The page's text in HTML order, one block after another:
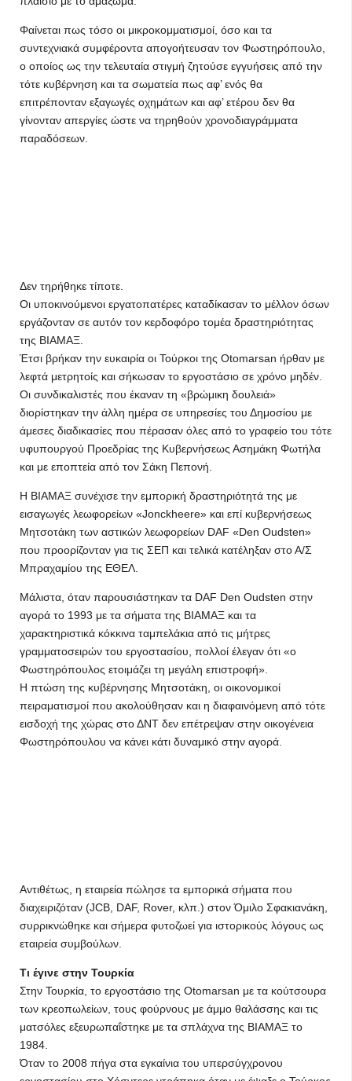
Φαίνεται πως τόσο οι μικροκομματισμοί, όσο και τα
συντεχνιακά συμφέροντα απογοήτευσαν τον Φωστηρόπουλο,
ο οποίος ως την τελευταία στιγμή ζητούσε εγγυήσεις από την
τότε κυβέρνηση και τα σωματεία πως αφ’ ενός θα
επιτρέπονταν εξαγωγές οχημάτων και αφ’ ετέρου δεν θα
γίνονταν απεργίες ώστε να τηρηθούν χρονοδιαγράμματα
παραδόσεων.
Δεν τηρήθηκε τίποτε.
Οι υποκινούμενοι εργατοπατέρες καταδίκασαν το μέλλον όσων
εργάζονταν σε αυτόν τον κερδοφόρο τομέα δραστηριότητας
της ΒΙΑΜΑΞ.
Έτσι βρήκαν την ευκαιρία οι Τούρκοι της Otomarsan ήρθαν με
λεφτά μετρητοίς και σήκωσαν το εργοστάσιο σε χρόνο μηδέν.
Οι συνδικαλιστές που έκαναν τη «βρώμικη δουλειά»
διορίστηκαν την άλλη ημέρα σε υπηρεσίες του Δημοσίου με
άμεσες διαδικασίες που πέρασαν όλες από το γραφείο του τότε
υφυπουργού Προεδρίας της Κυβερνήσεως Ασημάκη Φωτήλα
και με εποπτεία από τον Σάκη Πεπονή.
Η ΒΙΑΜΑΞ συνέχισε την εμπορική δραστηριότητά της με
εισαγωγές λεωφορείων «Jonckheere» και επί κυβερνήσεως
Μητσοτάκη των αστικών λεωφορείων DAF «Den Oudsten»
που προορίζονταν για τις ΣΕΠ και τελικά κατέληξαν στο Α/Σ
Μπραχαμίου της ΕΘΕΛ.
Μάλιστα, όταν παρουσιάστηκαν τα DAF Den Oudsten στην
αγορά το 1993 με τα σήματα της ΒΙΑΜΑΞ και τα
χαρακτηριστικά κόκκινα ταμπελάκια από τις μήτρες
γραμματοσειρών του εργοστασίου, πολλοί έλεγαν ότι «ο
Φωστηρόπουλος ετοιμάζει τη μεγάλη επιστροφή».
Η πτώση της κυβέρνησης Μητσοτάκη, οι οικονομικοί
πειραματισμοί που ακολούθησαν και η διαφαινόμενη από τότε
εισδοχή της χώρας στο ΔΝΤ δεν επέτρεψαν στην οικογένεια
Φωστηρόπουλου να κάνει κάτι δυναμικό στην αγορά.
Αντιθέτως, η εταιρεία πώλησε τα εμπορικά σήματα που
διαχειριζόταν (JCB, DAF, Rover, κλπ.) στον Όμιλο Σφακιανάκη,
συρρικνώθηκε και σήμερα φυτοζωεί για ιστορικούς λόγους ως
εταιρεία συμβούλων.
Τι έγινε στην Τουρκία
Στην Τουρκία, το εργοστάσιο της Otomarsan με τα κούτσουρα
των κρεοπωλείων, τους φούρνους με άμμο θαλάσσης και τις
ματσόλες εξευρωπαΐστηκε με τα σπλάχνα της ΒΙΑΜΑΞ το
1984.
Όταν το 2008 πήγα στα εγκαίνια του υπερσύγχρονου